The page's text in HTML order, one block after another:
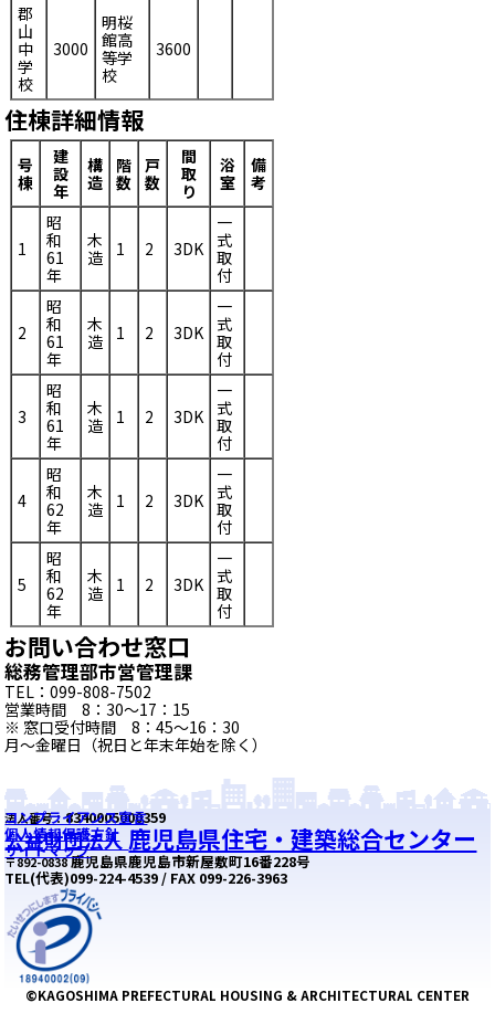
郡
山
中
学
校
3000
明桜
館高
等学
校
3600
住棟詳細情報
号
棟
建
設
年
構
造
階
数
戸
数
間
取
り
浴
室
備
考
1
昭
和
61
年
木
造
1 2 3DK
一
式
取
付
2
昭
和
61
年
木
造
1 2 3DK
一
式
取
付
3
昭
和
61
年
木
造
1 2 3DK
一
式
取
付
4
昭
和
62
年
木
造
1 2 3DK
一
式
取
付
5
昭
和
62
年
木
造
1 2 3DK
一
式
取
付
お問い合わせ窓口
総務管理部市営管理課
TEL：099-808-7502
営業時間 8：30～17：15
※ 窓口受付時間 8：45～16：30
月～金曜日（祝日と年末年始を除く）
コンプライアンス宣言
個人情報保護方針
サイトマップ
法人番号：8340005000359
公益財団法人 鹿児島県住宅・建築総合センター
〒892-0838鹿児島県鹿児島市新屋敷町16番228号
TEL(代表)099-224-4539 / FAX 099-226-3963
©KAGOSHIMA PREFECTURAL HOUSING & ARCHITECTURAL CENTER